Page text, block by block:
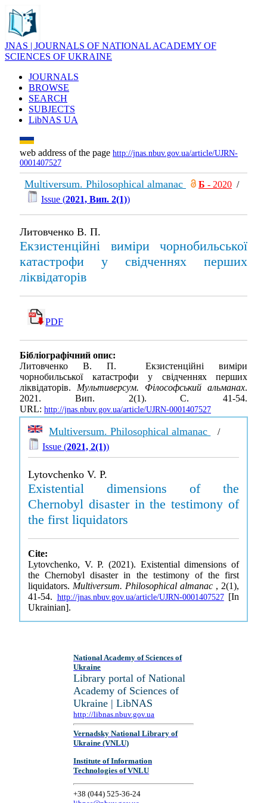
JNAS | JOURNALS OF NATIONAL ACADEMY OF
SCIENCES OF UKRAINE
JOURNALS
BROWSE
SEARCH
SUBJECTS
LibNAS UA
web address of the page http://jnas.nbuv.gov.ua/article/UJRN-
0001407527
Multiversum. Philosophical almanac Б - 2020 /
Issue (2021, Вип. 2(1))
Литовченко В. П.
Екзистенційні виміри чорнобильської
катастрофи у свідченнях перших
ліквідаторів
PDF
Бібліографічний опис:
Литовченко В. П. Екзистенційні виміри
чорнобильської катастрофи у свідченнях перших
ліквідаторів. Мультиверсум. Філософський альманах.
2021. Вип. 2(1). С. 41-54.
URL: http://jnas.nbuv.gov.ua/article/UJRN-0001407527
Multiversum. Philosophical almanac
/
Issue (2021, 2(1))
Lytovchenko V. P.
Existential dimensions of the
Chernobyl disaster in the testimony of
the first liquidators
Cite:
Lytovchenko, V. P. (2021). Existential dimensions of
the Chernobyl disaster in the testimony of the first
liquidators. Multiversum. Philosophical almanac , 2(1),
41-54. http://jnas.nbuv.gov.ua/article/UJRN-0001407527[In
Ukrainian].
National Academy of Sciences of
Ukraine
Library portal of National
Academy of Sciences of
Ukraine | LibNAS
http://libnas.nbuv.gov.ua
Vernadsky National Library of
Ukraine (VNLU)
Institute of Information
Technologies of VNLU
+38 (044) 525-36-24